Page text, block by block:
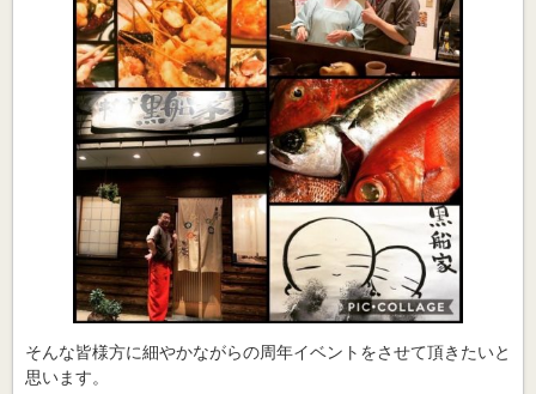
そんな皆様方に細やかながらの周年イベントをさせて頂きたいと
思います。